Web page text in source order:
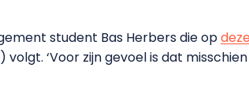
student Bas Herbers die op
‘Voor zijn gevoel is dat